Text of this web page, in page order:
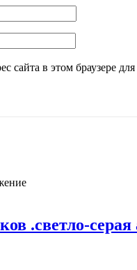
сайта в этом браузере
.светло-